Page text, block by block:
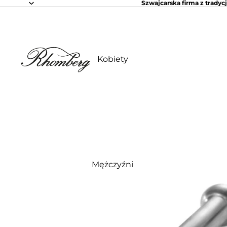
Szwajcarska firma z
Kobiety
Mężczyźni